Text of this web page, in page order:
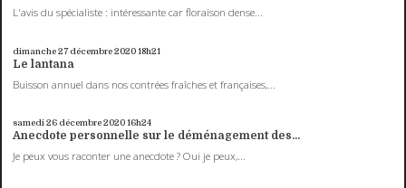
L'avis du spécialiste : intéressante car floraison dense...
dimanche 27 décembre 202018h21
Le lantana
Buisson annuel dans nos contrées fraîches et françaises,...
samedi 26 décembre 202016h24
Anecdote personnelle sur le déménagement des...
Je peux vous raconter une anecdote ? Oui je peux,...